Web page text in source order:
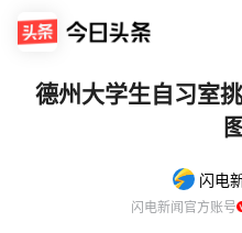
德州大学生自习室
闪电
闪电新闻官方账号